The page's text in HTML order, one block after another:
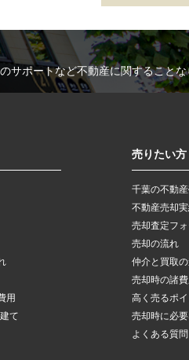
サポートなど不動産に関すること
用
て
売りたい方
千葉の不動
不動産売却
売却査定フ
売却の流れ
仲介と買取
売却時の諸費
高く売るポイ
売却時に必
よくある質問